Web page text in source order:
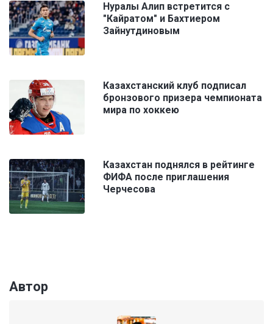
Нуралы Алип встретится с
"Кайратом" и Бахтиером
Зайнутдиновым
Казахстанский клуб подписал
бронзового призера чемпионата
мира по хоккею
Казахстан поднялся в рейтинге
ФИФА после приглашения
Черчесова
Автор